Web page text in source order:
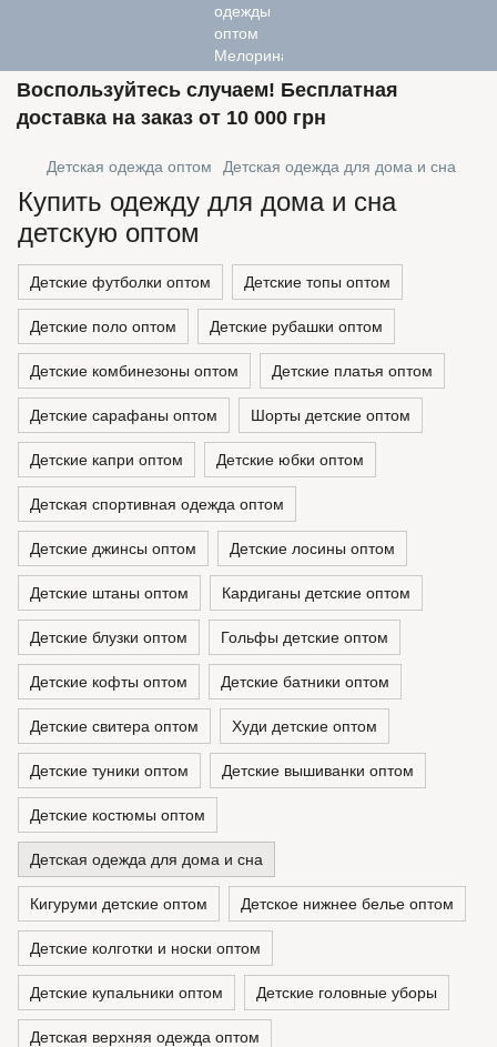
Воспользуйтесь случаем! Бесплатная
доставка на заказ от 10 000 грн
Детская одежда оптом Детская одежда для дома и сна
Купить одежду для дома и сна
детскую оптом
Детские футболки оптом Детские топы оптом
Детские поло оптом Детские рубашки оптом
Детские комбинезоны оптом Детские платья оптом
Детские сарафаны оптом Шорты детские оптом
Детские капри оптом Детские юбки оптом
Детская спортивная одежда оптом
Детские джинсы оптом Детские лосины оптом
Детские штаны оптом Кардиганы детские оптом
Детские блузки оптом Гольфы детские оптом
Детские кофты оптом Детские батники оптом
Детские свитера оптом Худи детские оптом
Детские туники оптом Детские вышиванки оптом
Детские костюмы оптом
Детская одежда для дома и сна
Кигуруми детские оптом Детское нижнее белье оптом
Детские колготки и носки оптом
Детские купальники оптом Детские головные уборы
Детская верхняя одежда оптом